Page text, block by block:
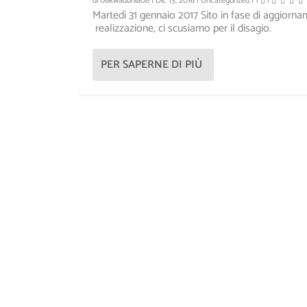
Martedì 31 gennaio 2017 Sito in fase di
realizzazione, ci scusiamo per il disagio.
PER SAPERNE DI PIÙ